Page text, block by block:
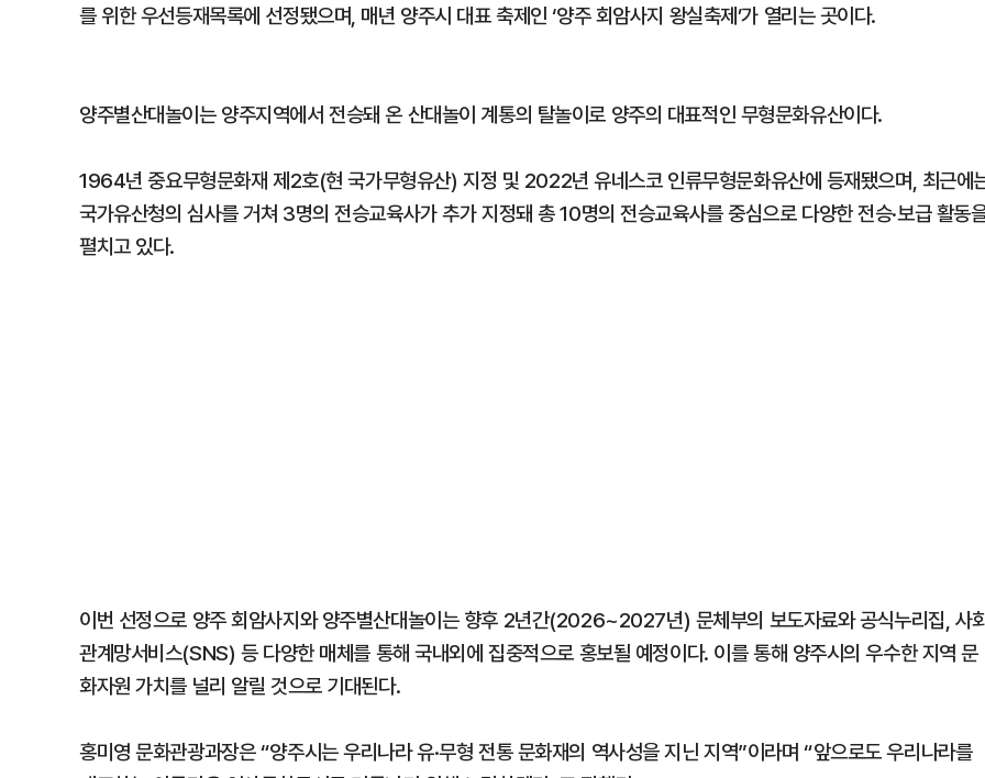
를 위한 우선등재목록에 선정됐으며, 매년 양주시 대표 축제인 ‘양주 회암사지 왕실축제’가 열리는 곳이다.
양주별산대놀이는 양주지역에서 전승돼 온 산대놀이 계통의 탈놀이로 양주의 대표적인 무형문화유산이다.
1964년 중요무형문화재 제2호(현 국가무형유산) 지정 및 2022년 유네스코 인류무형문화유산에 등재됐으며, 최근에
국가유산청의 심사를 거쳐 3명의 전승교육사가 추가 지정돼 총 10명의 전승교육사를 중심으로 다양한 전승·보급 활동
펼치고 있다.
이번 선정으로 양주 회암사지와 양주별산대놀이는 향후 2년간(2026~2027년) 문체부의 보도자료와 공식누리집, 사
관계망서비스(SNS) 등 다양한 매체를 통해 국내외에 집중적으로 홍보될 예정이다. 이를 통해 양주시의 우수한 지역 문
화자원 가치를 널리 알릴 것으로 기대된다.
홍미영 문화관광과장은 “양주시는 우리나라 유·무형 전통 문화재의 역사성을 지닌 지역”이라며 “앞으로도 우리나라를